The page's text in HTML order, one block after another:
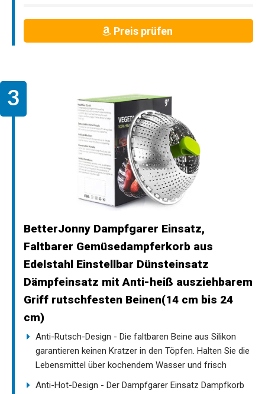
Preis prüfen
BetterJonny Dampfgarer Einsatz,
Faltbarer Gemüsedampferkorb aus
Edelstahl Einstellbar Dünsteinsatz
Dämpfeinsatz mit Anti-heiß ausziehbarem
Griff rutschfesten Beinen(14 cm bis 24
cm)
Anti-Rutsch-Design - Die faltbaren Beine aus Silikon
garantieren keinen Kratzer in den Töpfen. Halten Sie die
Lebensmittel über kochendem Wasser und frisch
Anti-Hot-Design - Der Dampfgarer Einsatz Dampfkorb